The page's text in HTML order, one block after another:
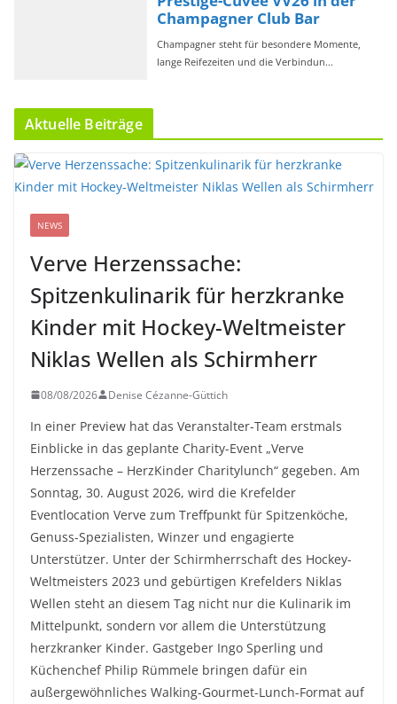
Aktuelle Beiträge
NEWS
Verve Herzenssache:
Spitzenkulinarik für herzkranke
Kinder mit Hockey-Weltmeister
Niklas Wellen als Schirmherr
08/08/2026 Denise Cézanne-Güttich
In einer Preview hat das Veranstalter-Team erstmals
Einblicke in das geplante Charity-Event „Verve
Herzenssache – HerzKinder Charitylunch“ gegeben. Am
Sonntag, 30. August 2026, wird die Krefelder
Eventlocation Verve zum Treffpunkt für Spitzenköche,
Genuss-Spezialisten, Winzer und engagierte
Unterstützer. Unter der Schirmherrschaft des Hockey-
Weltmeisters 2023 und gebürtigen Krefelders Niklas
Wellen steht an diesem Tag nicht nur die Kulinarik im
Mittelpunkt, sondern vor allem die Unterstützung
herzkranker Kinder. Gastgeber Ingo Sperling und
Küchenchef Philip Rümmele bringen dafür ein
außergewöhnliches Walking-Gourmet-Lunch-Format auf